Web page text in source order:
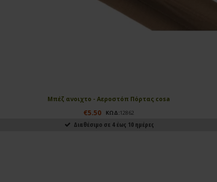
Μπέζ ανοιχτο - Αεροστόπ Πόρτας cosa
€5.50 ΚΩΔ:12862
Διαθέσιμο σε 4 έως 10 ημέρες